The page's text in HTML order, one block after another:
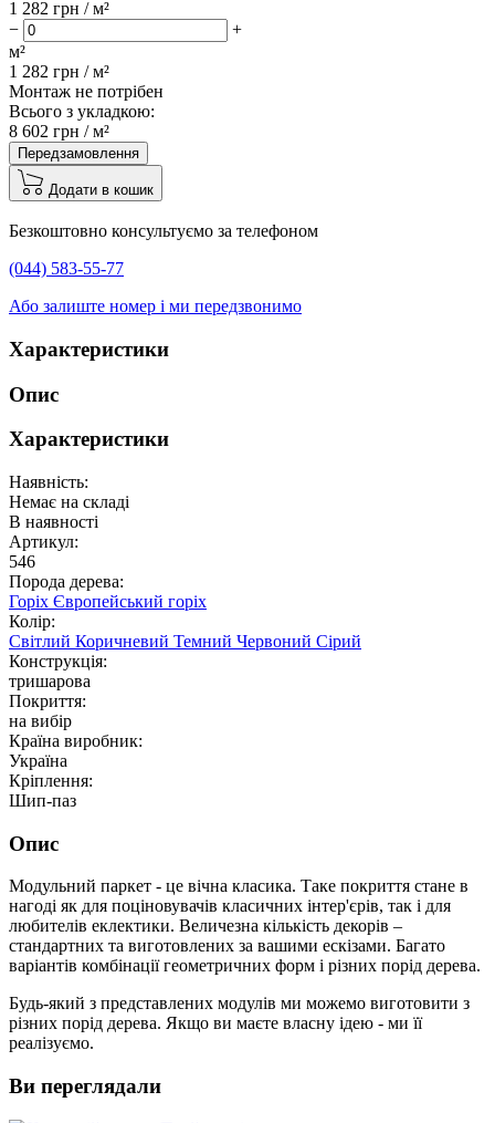
1 282 грн / м²
−
+
м²
1 282 грн /м²
Монтаж не потрібен
Всього з укладкою:
8 602 грн /м²
Передзамовлення
Додати в кошик
Безкоштовно консультуємо за телефоном
(044) 583-55-77
Або залиште номер і ми передзвонимо
Характеристики
Опис
Характеристики
Наявність:
Немає на складі
В наявності
Артикул:
546
Порода дерева:
Горіх Європейський горіх
Колір:
Світлий Коричневий Темний Червоний Сірий
Конструкція:
тришарова
Покриття:
на вибір
Країна виробник:
Україна
Кріплення:
Шип-паз
Опис
Модульний паркет - це вічна класика. Таке покриття стане в
нагоді як для поціновувачів класичних інтер'єрів, так і для
любителів еклектики. Величезна кількість декорів –
стандартних та виготовлених за вашими ескізами. Багато
варіантів комбінації геометричних форм і різних порід дерева.
Будь-який з представлених модулів ми можемо виготовити з
різних порід дерева. Якщо ви маєте власну ідею - ми її
реалізуємо.
Ви переглядали